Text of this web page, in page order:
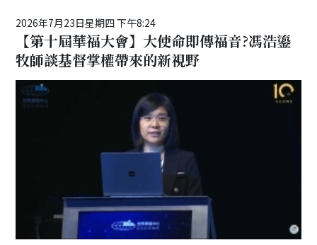
2026年7月23日星期四 下午8:24
【第十屆華福大會】大使命即傳福音?馮浩鎏
牧師談基督掌權帶來的新視野